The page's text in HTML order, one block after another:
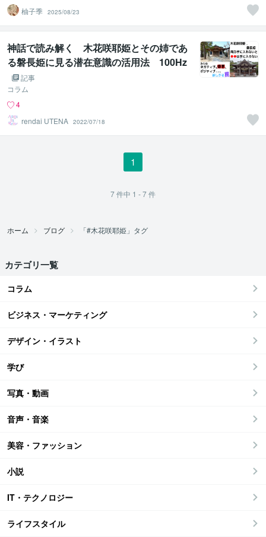
柚子季 2025/08/23
神話で読み解く 木花咲耶姫とその姉であ
る磐長姫に見る潜在意識の活用法 100Hz
の逆位相は100Hz！？
記事
コラム
4
rendai UTENA 2022/07/18
1
7件中 1 - 7件
ホーム ブログ 「#木花咲耶姫」タグ
カテゴリ一覧
コラム
ビジネス・マーケティング
デザイン・イラスト
学び
写真・動画
音声・音楽
美容・ファッション
小説
IT・テクノロジー
ライフスタイル